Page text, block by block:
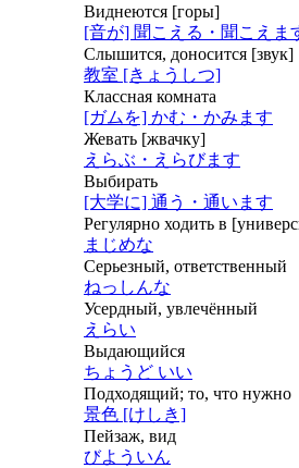
Виднеются [горы]
[音が] 聞こえる・聞こえま
Слышится, доносится [звук]
教室 [きょうしつ]
Классная комната
[ガムを] かむ・かみます
Жевать [жвачку]
えらぶ・えらびます
Выбирать
[大学に] 通う・通います
Регулярно ходить в
まじめな
Серьезный, ответственный
ねっしんな
Усердный, увлечённый
えらい
Выдающийся
ちょうど いい
Подходящий; то, что нужно
景色 [けしき]
Пейзаж, вид
びよういん